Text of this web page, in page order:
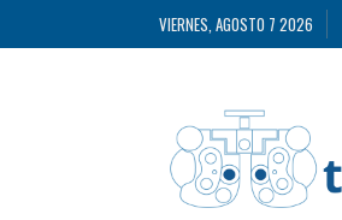
VIERNES, AGOSTO 7 2026